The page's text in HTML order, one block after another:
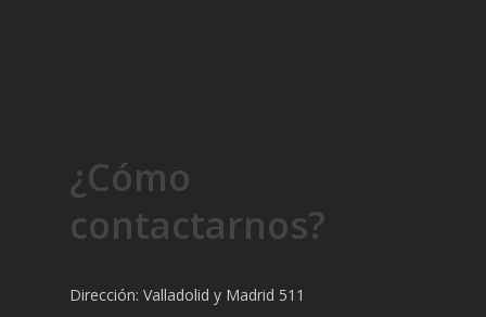
¿Cómo
contactarnos?
Dirección: Valladolid y Madrid 511